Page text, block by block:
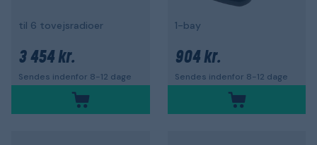
til 6 tovejsradioer
3 454 kr.
Sendes indenfor 8-12 dage
1-bay
904 kr.
Sendes indenfor 8-12 dage